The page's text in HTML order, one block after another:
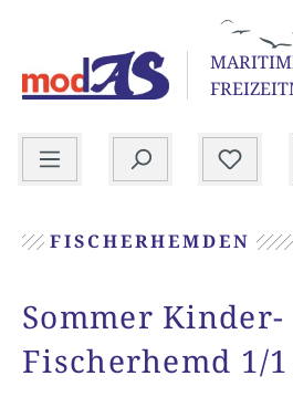
FISCHERHEMDEN
Sommer Kinder-
Fischerhemd 1/